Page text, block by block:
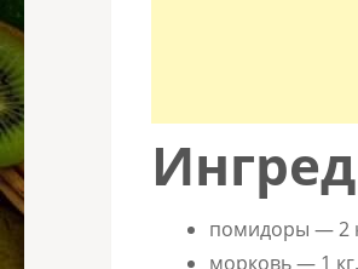
помидоры — 2
морковь — 1